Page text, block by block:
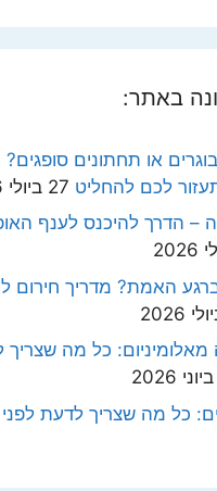
באתר:
או תחתונים
לכם להחליט 27 ביולי 2026
– הדרך להיכנס לענף
האמת? מדריך חירום
מאלומיניום: כל מה שצריך
כל מה שצריך לדעת